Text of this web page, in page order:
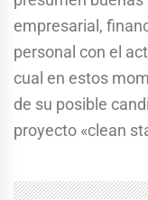
empresarial,
personal con el
cual en estos
de su posible
proyecto «clean